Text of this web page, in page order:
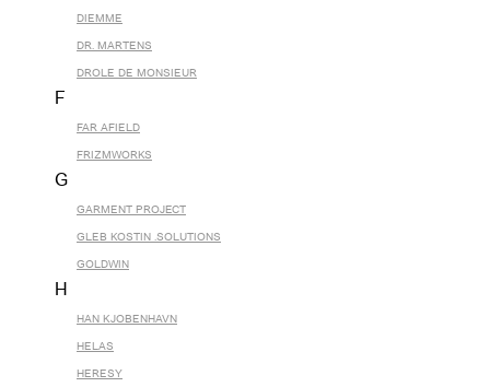
DIEMME
DR. MARTENS
DROLE DE MONSIEUR
F
FAR AFIELD
FRIZMWORKS
G
GARMENT PROJECT
GLEB KOSTIN .SOLUTIONS
GOLDWIN
H
HAN KJOBENHAVN
HELAS
HERESY